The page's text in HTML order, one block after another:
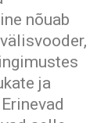
nõuab
ja